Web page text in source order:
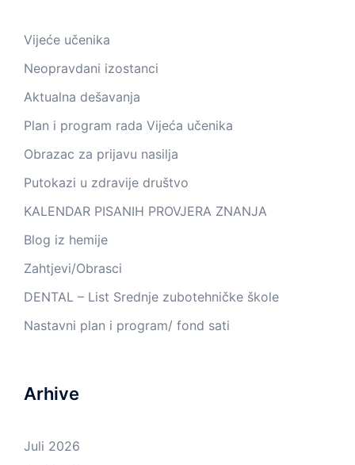
Vijeće učenika
Neopravdani izostanci
Aktualna dešavanja
Plan i program rada Vijeća učenika
Obrazac za prijavu nasilja
Putokazi u zdravije društvo
KALENDAR PISANIH PROVJERA ZNANJA
Blog iz hemije
Zahtjevi/Obrasci
DENTAL – List Srednje zubotehničke škole
Nastavni plan i program/ fond sati
Arhive
Juli 2026